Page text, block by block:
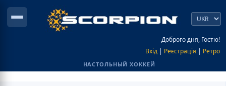
Доброго дня, Гостю!
Вхід | Реєстрація | Ретро
НАСТОЛЬНЫЙ ХОККЕЙ